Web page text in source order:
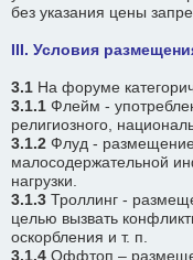
без указания цены
III. Условия
3.1 На форуме
3.1.1 Флейм -
религиозного,
3.1.2 Флуд -
малосодеpжательной
нагрузки.
3.1.3 Троллинг -
целью вызвать
оскорбления и т. п.
3.1.4 Оффтоп –